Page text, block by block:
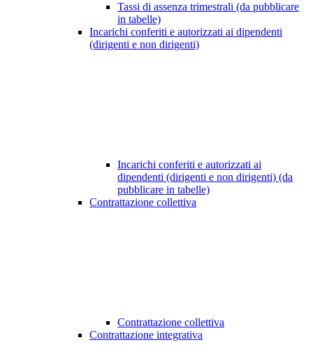
Tassi di assenza trimestrali (da pubblicare
in tabelle)
Incarichi conferiti e autorizzati ai dipendenti
(dirigenti e non dirigenti)
Incarichi conferiti e autorizzati ai
dipendenti (dirigenti e non dirigenti) (da
pubblicare in tabelle)
Contrattazione collettiva
Contrattazione collettiva
Contrattazione integrativa